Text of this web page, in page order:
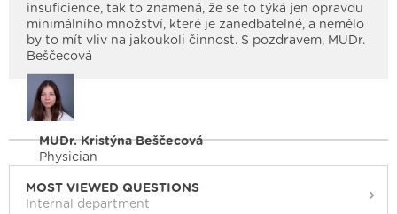
insuficience, tak to znamená, že se to týká jen opravdu
minimálního množství, které je zanedbatelné, a nemělo
by to mít vliv na jakoukoli činnost. S pozdravem, MUDr.
Beščecová
MUDr. Kristýna Beščecová
Physician
MOST VIEWED QUESTIONS
Internal department